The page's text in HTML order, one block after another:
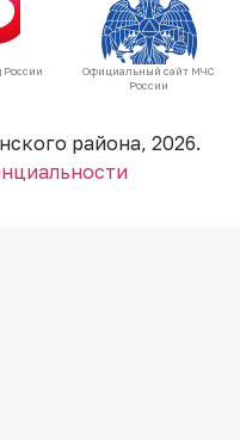
Официальный сайт МЧС
России
района, 2026.